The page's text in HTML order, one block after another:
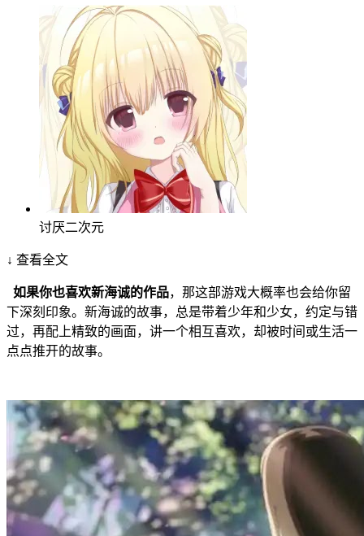
讨厌二次元
↓ 查看全文
如果你也喜欢新海诚的作品，那这部游戏大概率也会给你留
下深刻印象。新海诚的故事，总是带着少年和少女，约定与错
过，再配上精致的画面，讲一个相互喜欢，却被时间或生活一
点点推开的故事。